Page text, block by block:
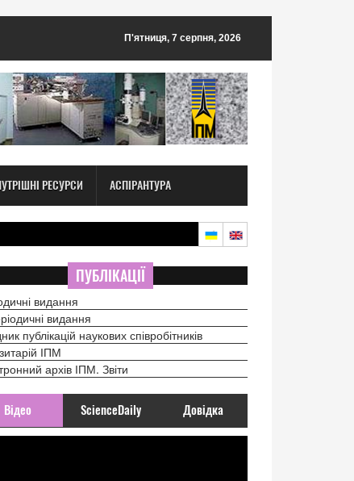
П'ятниця, 7 серпня, 2026
РЕСУРСИ АСПІРАНТУРА
ПУБЛІКАЦІЇ
видання
видання
публікацій наукових співробітників
ІПМ
архів ІПМ. Звіти
Відео ScienceDaily Довідка